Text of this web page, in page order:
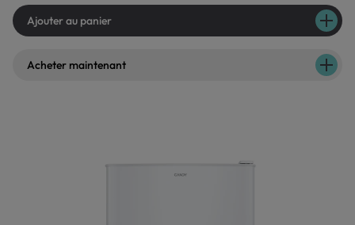
Ajouter au panier
Acheter maintenant